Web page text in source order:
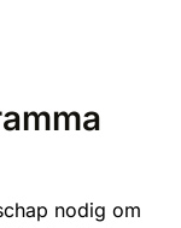
nodig om